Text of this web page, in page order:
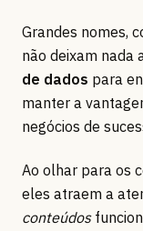
Grandes nomes,
não deixam nada
de dados para
manter a
negócios de
Ao olhar para os
eles atraem a
conteúdos